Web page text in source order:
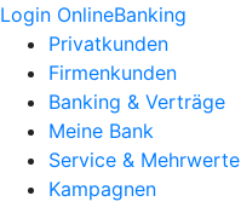
Login OnlineBanking
Privatkunden
Firmenkunden
Banking & Verträge
Meine Bank
Service & Mehrwerte
Kampagnen